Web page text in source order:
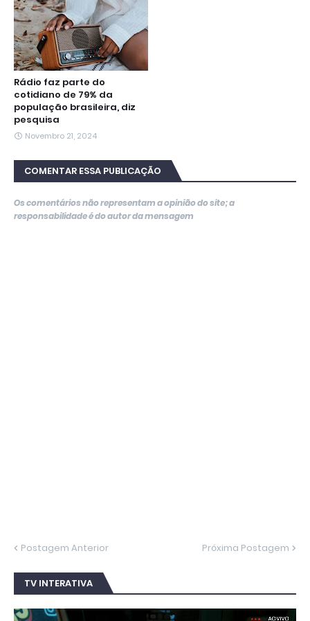
Rádio faz parte do
cotidiano de 79% da
população brasileira, diz
pesquisa
Novembro 21, 2024
COMENTAR ESSA PUBLICAÇÃO
Os comentários não representam a opinião do site; a
responsabilidade é do autor da mensagem
Postagem Anterior Próxima Postagem
TV INTERATIVA